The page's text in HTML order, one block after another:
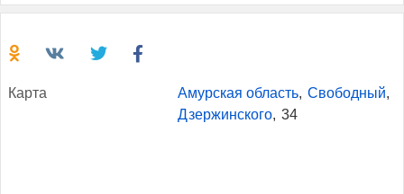
Кар­та Амурская область, Свободный,
Дзержинского, 34